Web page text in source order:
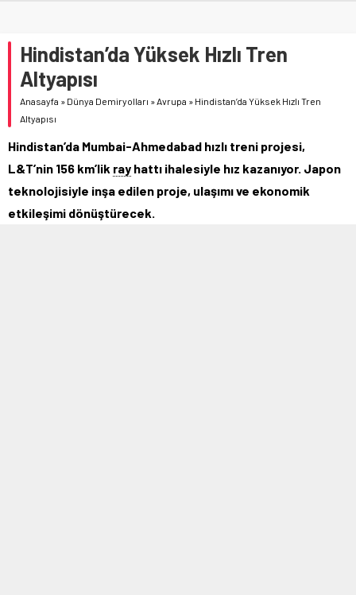
Hindistan’da Yüksek Hızlı Tren
Altyapısı
Anasayfa » Dünya Demiryolları »Avrupa » Hindistan’da Yüksek Hızlı Tren
Altyapısı
Hindistan’da Mumbai-Ahmedabad hızlı treni projesi,
L&T’nin 156 km’lik ray hattı ihalesiyle hız kazanıyor. Japon
teknolojisiyle inşa edilen proje, ulaşımı ve ekonomik
etkileşimi dönüştürecek.